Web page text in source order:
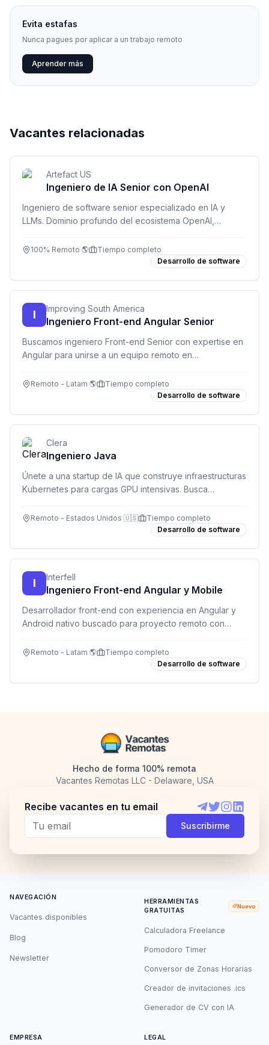
Evita estafas
Nunca pagues por aplicar a un trabajo remoto
Aprender más
Vacantes relacionadas
Artefact US
Ingeniero de IA Senior con OpenAI
Ingeniero de software senior especializado en IA y
LLMs. Dominio profundo del ecosistema OpenAI,
producción. Inglés fluido C1/C2 obligatorio.
100% Remoto 🌎
Tiempo completo
Desarrollo de software
I Improving South America
Ingeniero Front-end Angular Senior
Buscamos ingeniero Front-end Senior con expertise en
Angular para unirse a un equipo remoto en
RxJS obligatorio.
Remoto - Latam 🌎
Tiempo completo
Desarrollo de software
Clera
Ingeniero Java
Únete a una startup de IA que construye infraestructuras
Kubernetes para cargas GPU intensivas. Busca
backend robustos.
Remoto - Estados Unidos 🇺🇸
Tiempo completo
Desarrollo de software
I Interfell
Ingeniero Front-end Angular y Mobile
Desarrollador front-end con experiencia en Angular y
Android nativo buscado para proyecto remoto con
Remoto - Latam 🌎
Tiempo completo
Desarrollo de software
Hecho de forma 100% remota
Vacantes Remotas LLC - Delaware, USA
Recibe vacantes en tu email
Telegram
TwitterInstagram
Suscribirme
NAVEGACIÓN
Vacantes disponibles
Blog
Newsletter
HERRAMIENTAS
GRATUITAS
Nuevo
Calculadora Freelance
Pomodoro Timer
Conversor de Zonas Horarias
Creador de invitaciones .ics
Generador de CV con IA
EMPRESA LEGAL